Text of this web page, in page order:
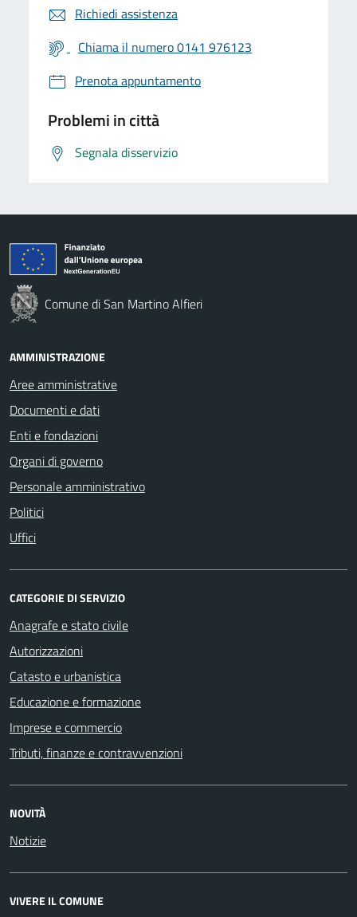
Richiedi assistenza
Chiama il numero 0141 976123
Prenota appuntamento
Problemi in città
Segnala disservizio
Comune di San Martino Alfieri
AMMINISTRAZIONE
Aree amministrative
Documenti e dati
Enti e fondazioni
Organi di governo
Personale amministrativo
Politici
Uffici
CATEGORIE DI SERVIZIO
Anagrafe e stato civile
Autorizzazioni
Catasto e urbanistica
Educazione e formazione
Imprese e commercio
Tributi, finanze e contravvenzioni
NOVITÀ
Notizie
VIVERE IL COMUNE